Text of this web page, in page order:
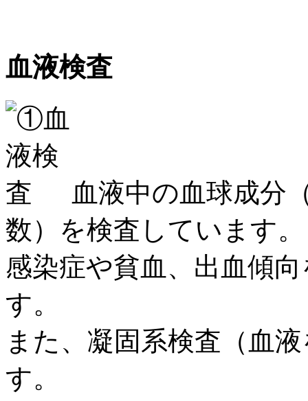
血液検査
血液中の血球成分
数）を検査しています。
感染症や貧血、出血傾
す。
また、凝固系検査（血
す。